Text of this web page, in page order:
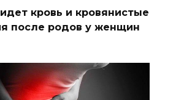
кровь и кровянистые
после родов у женщин